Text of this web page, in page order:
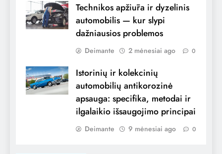
Technikos apžiūra ir dyzelinis
automobilis — kur slypi
dažniausios problemos
Deimante 2 mėnesiai ago 0
Istorinių ir kolekcinių
automobilių antikorozinė
apsauga: specifika, metodai ir
ilgalaikio išsaugojimo principai
Deimante 9 mėnesiai ago 0